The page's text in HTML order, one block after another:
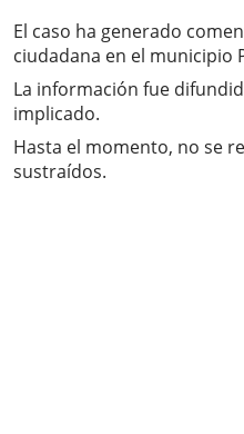
El caso ha generado
ciudadana en el municipio
La información fue
implicado.
Hasta el momento, no se
sustraídos.